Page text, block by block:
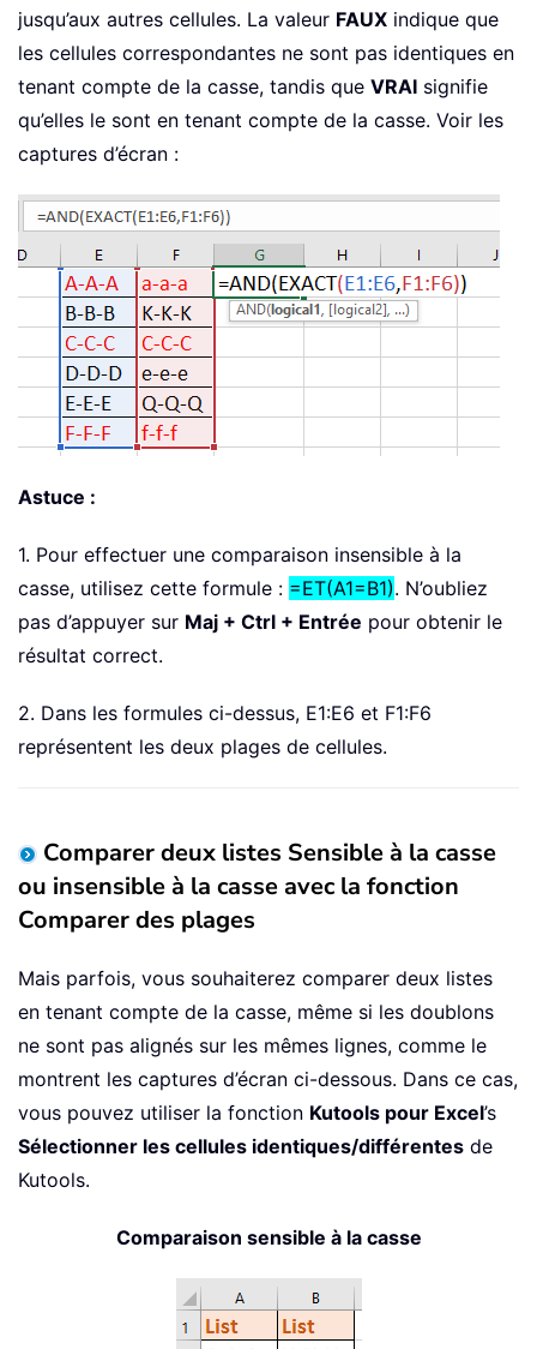
jusqu’aux autres cellules. La valeur FAUX indique que
les cellules correspondantes ne sont pas identiques en
tenant compte de la casse, tandis que VRAI signifie
qu’elles le sont en tenant compte de la casse. Voir les
captures d’écran :
Astuce :
1. Pour effectuer une comparaison insensible à la
casse, utilisez cette formule : =ET(A1=B1). N’oubliez
pas d’appuyer sur Maj + Ctrl + Entrée pour obtenir le
résultat correct.
2. Dans les formules ci-dessus, E1:E6 et F1:F6
représentent les deux plages de cellules.
Comparer deux listes Sensible à la casse
ou insensible à la casse avec la fonction
Comparer des plages
Mais parfois, vous souhaiterez comparer deux listes
en tenant compte de la casse, même si les doublons
ne sont pas alignés sur les mêmes lignes, comme le
montrent les captures d’écran ci-dessous. Dans ce cas,
vous pouvez utiliser la fonction Kutools pour Excel’s
Sélectionner les cellules identiques/différentes de
Kutools.
Comparaison sensible à la casse